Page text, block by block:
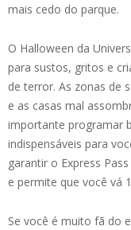
mais cedo do parque.
O Halloween da
para sustos, gritos e
de terror. As zonas de
e as casas mal
importante programar
indispensáveis para
garantir o Express
e permite que você vá
Se você é muito fã do